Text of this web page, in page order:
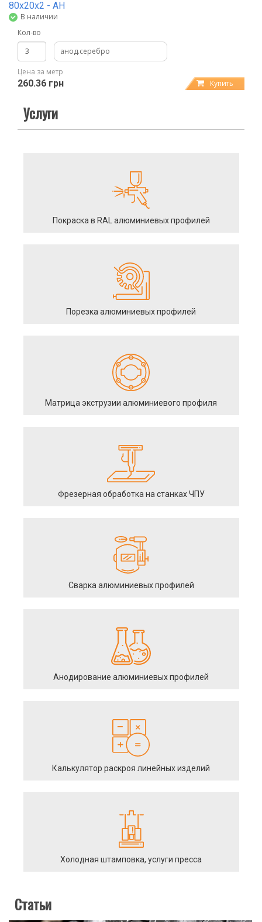
80х20х2 - АН
В наличии
Кол-во
анод.серебро
Цена за метр
260.36 грн Купить
Услуги
Покраска в RAL алюминиевых профилей
Порезка алюминиевых профилей
Матрица экструзии алюминиевого профиля
Фрезерная обработка на станках ЧПУ
Сварка алюминиевых профилей
Анодирование алюминиевых профилей
Калькулятор раскроя линейных изделий
Холодная штамповка, услуги пресса
Статьи